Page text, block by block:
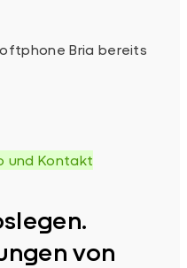
Bria bereits
und Kontakt
von